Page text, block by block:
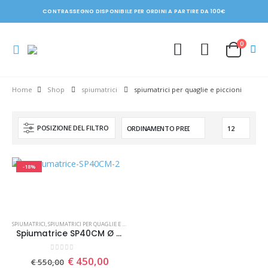
CONTRASSEGNO DISPONIBILE PER ORDINI A PARTIRE DA 100€
0
Shop spiumatrici spiumatrici per quaglie e piccioni
POSIZIONE DEL FILTRO
-18%
SPIUMATRICI,SPIUMATRICI PER QUAGLIE E PICCIONI
Spiumatrice SP40CM Ø cm 40 per quaglie e piccioni
Su 5
€550,00 Il
€ 450,00